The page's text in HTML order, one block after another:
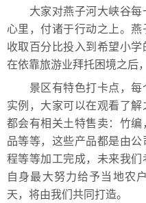
大家对燕子河大峡谷每
心里，付诸于行动之上。
收取百分比投入到希望小
在依靠旅游业拜托困境之后
景区有特色打卡点，每
实例，大家可以在观看了
都会有相关土特售卖：竹
品等等，这些产品都是由
程等等加工完成，未来我
自身最大努力给予当地农
天，将由我们共同打造。